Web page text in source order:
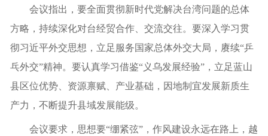
会议指出，要全面贯彻新时代党解决台湾问题的总体
方略，持续深化对台经贸合作、交流交往。要深入学习贯
彻习近平外交思想，立足服务国家总体外交大局，赓续“乒
乓外交”精神。要认真学习借鉴“义乌发展经验”，立足蓝山
县区位优势、资源禀赋、产业基础，因地制宜发展新质生
产力，不断提升县域发展能级。
会议要求，思想要“绷紧弦”，作风建设永远在路上，越